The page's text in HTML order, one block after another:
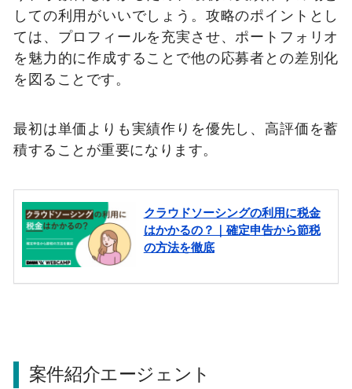
しての利用がいいでしょう。攻略のポイントとし
ては、プロフィールを充実させ、ポートフォリオ
を魅力的に作成することで他の応募者との差別化
を図ることです。
最初は単価よりも実績作りを優先し、高評価を蓄
積することが重要になります。
案件紹介エージェント